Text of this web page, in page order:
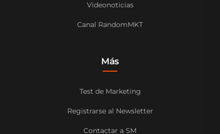
Videonoticias
Canal RandomMKT
Más
Test de Marketing
Registrarse al Newsletter
Contactar a SM